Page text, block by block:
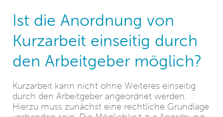
Ist die Anordnung von
Kurzarbeit einseitig durch
den Arbeitgeber möglich?
Kurzarbeit kann nicht ohne Weiteres einseitig
durch den Arbeitgeber angeordnet werden.
Hierzu muss zunächst eine rechtliche Grundlage